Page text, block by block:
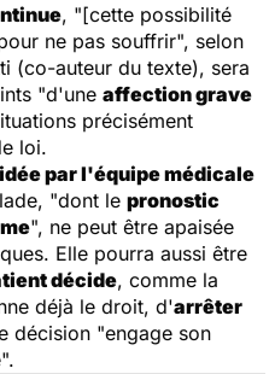
, "[cette possibilité
ne pas souffrir", selon
(co-auteur du texte), sera
"d'une affection grave
précisément
loi.
par l'équipe médicale
"dont le pronostic
", ne peut être apaisée
Elle pourra aussi être
décide, comme la
déjà le droit, d'arrêter
décision "engage son